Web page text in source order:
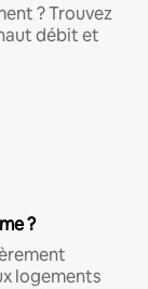
? Trouvez
débit et
?
logements